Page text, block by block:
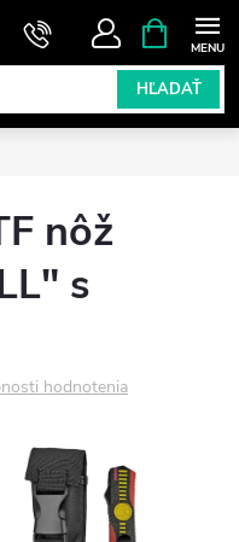
HĽADAŤ
KOŠÍK
nôž
s
hodnotenia